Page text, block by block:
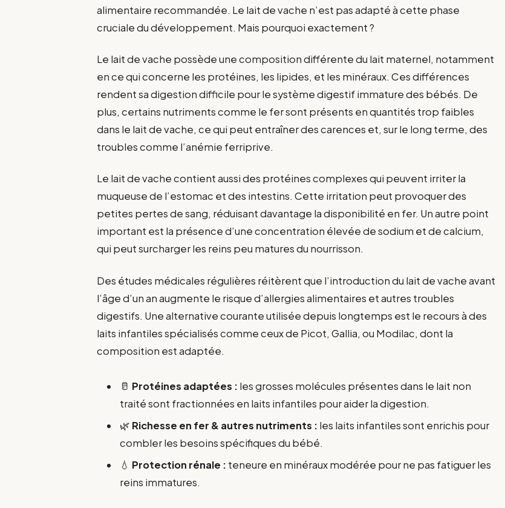
alimentaire recommandée. Le lait de vache n’est pas adapté à cette phase
cruciale du développement. Mais pourquoi exactement ?
Le lait de vache possède une composition différente du lait maternel, notamment
en ce qui concerne les protéines, les lipides, et les minéraux. Ces différences
rendent sa digestion difficile pour le système digestif immature des bébés. De
plus, certains nutriments comme le fer sont présents en quantités trop faibles
dans le lait de vache, ce qui peut entraîner des carences et, sur le long terme, des
troubles comme l’anémie ferriprive.
Le lait de vache contient aussi des protéines complexes qui peuvent irriter la
muqueuse de l’estomac et des intestins. Cette irritation peut provoquer des
petites pertes de sang, réduisant davantage la disponibilité en fer. Un autre point
important est la présence d’une concentration élevée de sodium et de calcium,
qui peut surcharger les reins peu matures du nourrisson.
Des études médicales régulières réitèrent que l’introduction du lait de vache avant
l’âge d’un an augmente le risque d’allergies alimentaires et autres troubles
digestifs. Une alternative courante utilisée depuis longtemps est le recours à des
laits infantiles spécialisés comme ceux de Picot, Gallia, ou Modilac, dont la
composition est adaptée.
🥛 Protéines adaptées : les grosses molécules présentes dans le lait non
traité sont fractionnées en laits infantiles pour aider la digestion.
🌿 Richesse en fer & autres nutriments : les laits infantiles sont enrichis pour
combler les besoins spécifiques du bébé.
💧 Protection rénale : teneure en minéraux modérée pour ne pas fatiguer les
reins immatures.